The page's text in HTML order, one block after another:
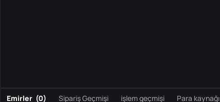
Emirler (0) Sipariş Geçmişi işlem geçmişi Para kaynağı